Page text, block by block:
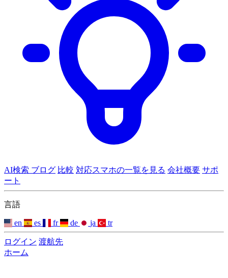
AI検索 ブログ 比較 対応スマホの一覧を見る 会社概要 サポ
ート
言語
en es fr de ja tr
ログイン 渡航先
ホーム